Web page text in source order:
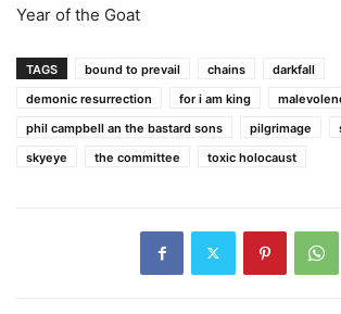
Year of the Goat
TAGS bound to prevail chains
darkfall
demonic resurrection
for i am king
phil campbell an the bastard sons
pilgrimage
skyeye
the committee toxic holocaust